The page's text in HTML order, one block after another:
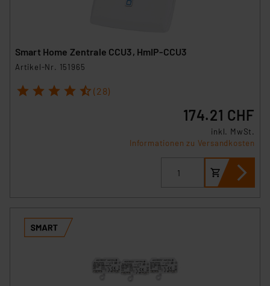
Smart Home Zentrale CCU3, HmIP-CCU3
Artikel-Nr. 151965
1 2 3 4 5 (28)
174.21 CHF
inkl. MwSt.
Informationen zu Versandkosten